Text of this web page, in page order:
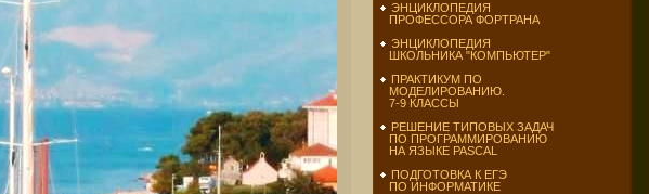
ЭНЦИКЛОПЕДИЯ
ПРОФЕССОРА ФОРТРАНА
ЭНЦИКЛОПЕДИЯ
ШКОЛЬНИКА "КОМПЬЮТЕР"
ПРАКТИКУМ ПО
МОДЕЛИРОВАНИЮ.
7-9 КЛАССЫ
РЕШЕНИЕ ТИПОВЫХ ЗАДАЧ
ПО ПРОГРАММИРОВАНИЮ
НА ЯЗЫКЕ PASCAL
ПОДГОТОВКА К ЕГЭ
ПО ИНФОРМАТИКЕ